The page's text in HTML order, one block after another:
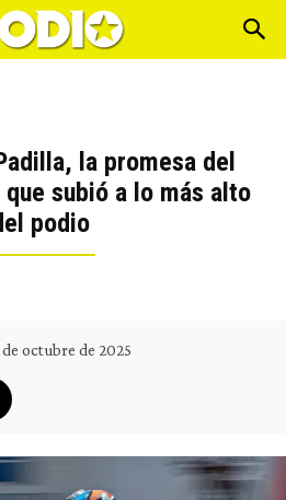
la promesa del
subió a lo más alto
podio
de octubre de 2025